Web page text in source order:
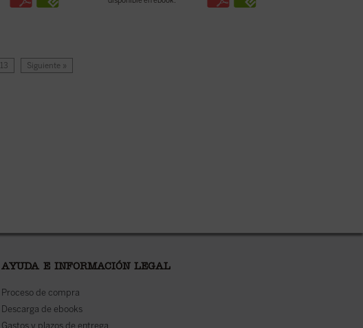
13 Siguiente »
AYUDA E INFORMACIÓN LEGAL
Proceso de compra
Descarga de ebooks
Gastos y plazos de entrega